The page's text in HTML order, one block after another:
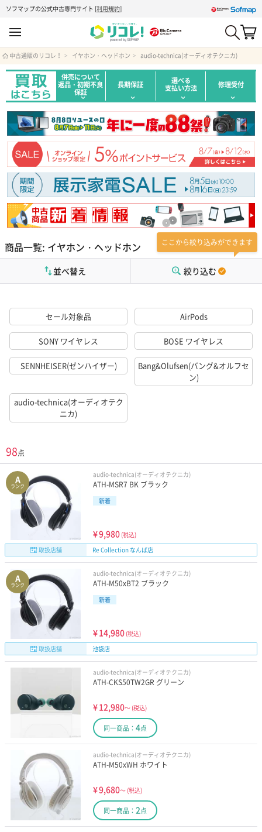
ソフマップの公式中古専門サイト [利用規約]
中古通販のリコレ！ イヤホン・ヘッドホン audio-technica(オーディオテクニカ)
併売について
返品・初期不良
保証
長期保証 選べる
支払い方法 修理受付
商品一覧: イヤホン・ヘッドホン ここから絞り込みができます
絞り込む
並べ替え
セール対象品 AirPods
SONY ワイヤレス BOSE ワイヤレス
SENNHEISER(ゼンハイザー)
Bang&Olufsen(バング&オルフセ
ン)
audio-technica(オーディオテク
ニカ)
98点
A
ランク
audio-technica(オーディオテクニカ)
ATH-MSR7 BK ブラック
新着
¥9,980 (税込)
取扱店舗
Re Collection なんば店
A
ランク
audio-technica(オーディオテクニカ)
ATH-M50xBT2 ブラック
新着
¥14,980 (税込)
取扱店舗
池袋店
audio-technica(オーディオテクニカ)
ATH-CKS50TW2GR グリーン
¥12,980～ (税込)
同一商品： 4点
audio-technica(オーディオテクニカ)
ATH-M50xWH ホワイト
¥9,680～ (税込)
同一商品： 2点